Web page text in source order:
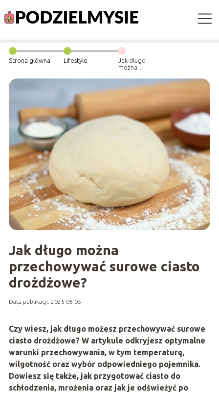
Strona główna Lifestyle
Jak długo
można
drożdżowe?
Jak długo można
przechowywać surowe ciasto
drożdżowe?
Data publikacji: 2025-06-05
Czy wiesz, jak długo możesz przechowywać surowe
ciasto drożdżowe? W artykule odkryjesz optymalne
warunki przechowywania, w tym temperaturę,
wilgotność oraz wybór odpowiedniego pojemnika.
Dowiesz się także, jak przygotować ciasto do
schłodzenia, mrożenia oraz jak je odświeżyć po